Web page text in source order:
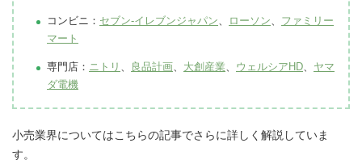
コンビニ： セブン-イレブンジャパン、 ローソン、 ファミリー
マート
専門店： ニトリ 、 良品計画、 大創産業、 ウェルシアHD、 ヤマ
ダ電機
小売業界についてはこちらの記事でさらに詳しく解説していま
す。